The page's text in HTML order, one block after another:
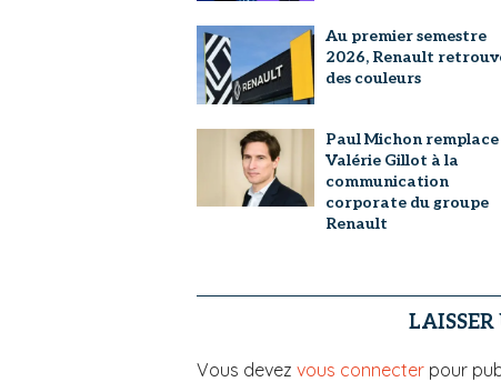
Au premier semestre
2026, Renault
des couleurs
Paul Michon remplace
Valérie Gillot à la
communication
corporate du groupe
Renault
Vous devez vous connecter pour